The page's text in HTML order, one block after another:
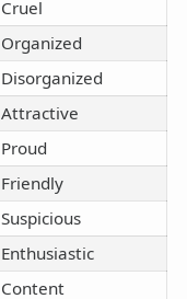
Cruel
Organized
Disorganized
Attractive
Proud
Friendly
Suspicious
Enthusiastic
Content